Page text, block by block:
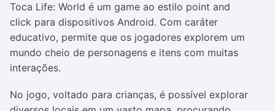
Toca Life: World é um game ao estilo point and
click para dispositivos Android. Com caráter
educativo, permite que os jogadores explorem um
mundo cheio de personagens e itens com muitas
interações.
No jogo, voltado para crianças, é possível explorar